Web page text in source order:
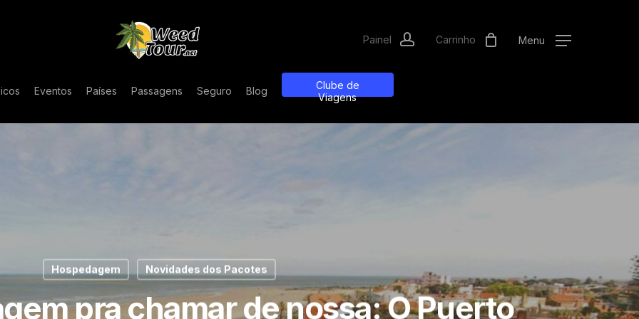
Menu
Eventos Países Passagens Seguro Blog
Clube de
Viagens
Hospedagem Novidades dos Pacotes
pra chamar de nossa: O Puerto